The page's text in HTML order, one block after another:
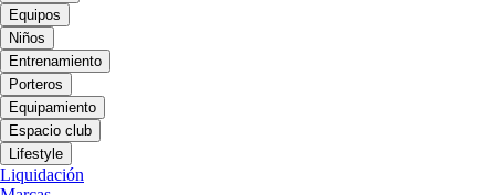
Equipos
Niños
Entrenamiento
Porteros
Equipamiento
Espacio club
Lifestyle
Liquidación